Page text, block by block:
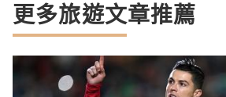
更多旅遊文章推薦